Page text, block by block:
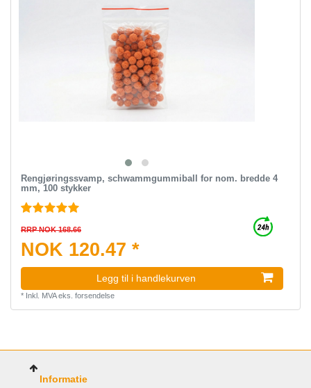
Rengjøringssvamp, schwammgummiball for nom. bredde 4
mm, 100 stykker
RRP NOK 168.66
NOK 120.47 *
Legg til i handlekurven
* Inkl. MVAeks. forsendelse
Informatie